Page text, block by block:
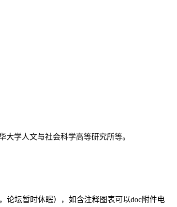
学人文与社会科学高等研究所等。
论坛暂时休眠），如含注释图表可以doc附件电